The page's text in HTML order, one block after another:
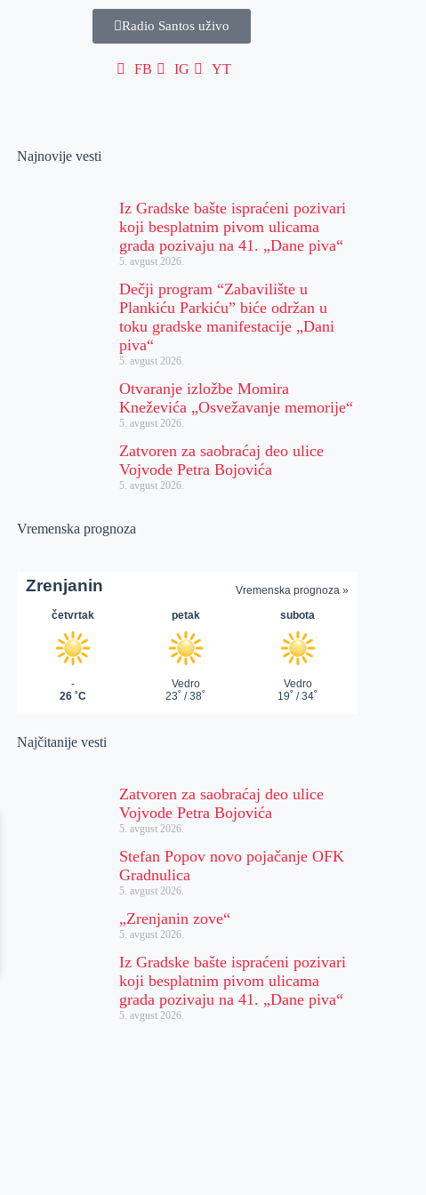
Radio Santos uživo
FB IG YT
Najnovije vesti
Iz Gradske bašte ispraćeni pozivari
koji besplatnim pivom ulicama
grada pozivaju na 41. „Dane piva“
5. avgust 2026.
Dečji program “Zabavilište u
Plankiću Parkiću” biće održan u
toku gradske manifestacije „Dani
piva“
5. avgust 2026.
Otvaranje izložbe Momira
Kneževića „Osvežavanje memorije“
5. avgust 2026.
Zatvoren za saobraćaj deo ulice
Vojvode Petra Bojovića
5. avgust 2026.
Vremenska prognoza
Najčitanije vesti
Zatvoren za saobraćaj deo ulice
Vojvode Petra Bojovića
5. avgust 2026.
Stefan Popov novo pojačanje OFK
Gradnulica
5. avgust 2026.
„Zrenjanin zove“
5. avgust 2026.
Iz Gradske bašte ispraćeni pozivari
koji besplatnim pivom ulicama
grada pozivaju na 41. „Dane piva“
5. avgust 2026.